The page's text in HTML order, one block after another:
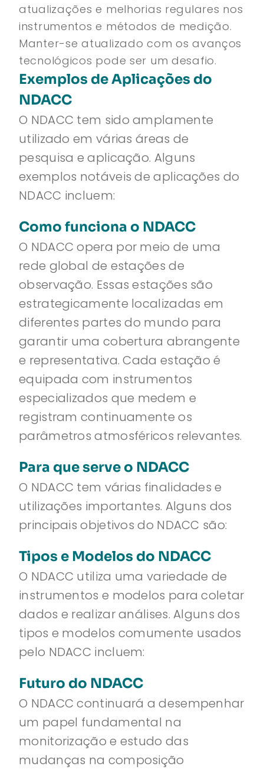
atualizações e melhorias regulares nos
instrumentos e métodos de medição.
Manter-se atualizado com os avanços
tecnológicos pode ser um desafio.
Exemplos de Aplicações do
NDACC
O NDACC tem sido amplamente
utilizado em várias áreas de
pesquisa e aplicação. Alguns
exemplos notáveis de aplicações do
NDACC incluem:
Como funciona o NDACC
O NDACC opera por meio de uma
rede global de estações de
observação. Essas estações são
estrategicamente localizadas em
diferentes partes do mundo para
garantir uma cobertura abrangente
e representativa. Cada estação é
equipada com instrumentos
especializados que medem e
registram continuamente os
parâmetros atmosféricos relevantes.
Para que serve o NDACC
O NDACC tem várias finalidades e
utilizações importantes. Alguns dos
principais objetivos do NDACC são:
Tipos e Modelos do NDACC
O NDACC utiliza uma variedade de
instrumentos e modelos para coletar
dados e realizar análises. Alguns dos
tipos e modelos comumente usados
pelo NDACC incluem:
Futuro do NDACC
O NDACC continuará a desempenhar
um papel fundamental na
monitorização e estudo das
mudanças na composição